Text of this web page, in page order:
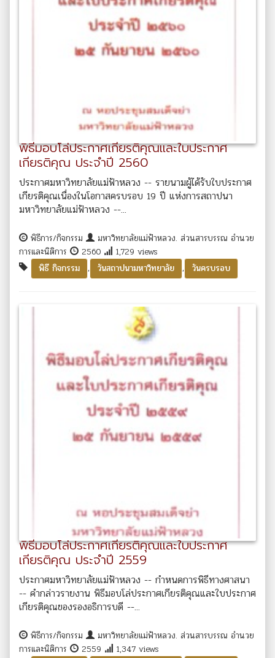
พิธีมอบโล่ประกาศเกียรติคุณและใบประกาศ
เกียรติคุณ ประจำปี 2560
ประกาศมหาวิทยาลัยแม่ฟ้าหลวง -- รายนามผู้ได้รับใบประกาศ
เกียรติคุณเนื่องในโอกาสครบรอบ 19 ปี แห่งการสถาปนา
มหาวิทยาลัยแม่ฟ้าหลวง --...
พิธีการ/กิจกรรม
มหาวิทยาลัยแม่ฟ้าหลวง. ส่วนสารบรรณ อำนวย
การและนิติการ
2560
1,729 views
พิธี กิจกรรม
, วันสถาปนามหาวิทยาลัย , วันครบรอบ
พิธีมอบโล่ประกาศเกียรติคุณและใบประกาศ
เกียรติคุณ ประจำปี 2559
ประกาศมหาวิทยาลัยแม่ฟ้าหลวง -- กำหนดการพิธีทางศาสนา
-- คำกล่าวรายงาน พิธีมอบโล่ประกาศเกียรติคุณและใบประกาศ
เกียรติคุณของรองอธิการบดี --...
พิธีการ/กิจกรรม
มหาวิทยาลัยแม่ฟ้าหลวง. ส่วนสารบรรณ อำนวย
การและนิติการ
2559
1,347 views